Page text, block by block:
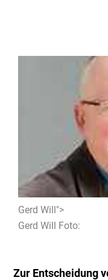
Gerd Will">
Gerd Will Foto:
Zur Entscheidung